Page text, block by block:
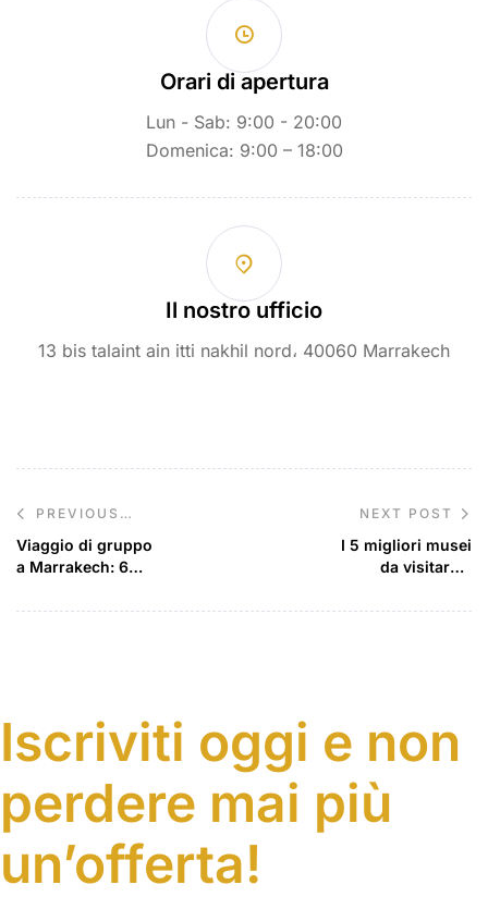
Orari di apertura
Lun - Sab: 9:00 - 20:00
Domenica: 9:00 – 18:00
Il nostro ufficio
13 bis talaint ain itti nakhil nord، 40060 Marrakech
PREVIOUS
POST
Viaggio di gruppo
a Marrakech: 6
da provare
NEXT POST
I 5 migliori musei
da visitare a
Iscriviti oggi e non
perdere mai più
un’offerta!